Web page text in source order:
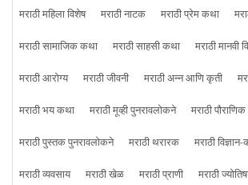
मराठी महिला विशेष
मराठी नाटक मराठी प्रेम कथा
मराठी सामाजिक कथा
मराठी साहसी कथा मराठी मानवी
मराठी आरोग्य
मराठी जीवनी मराठी अन्न आणि कृती
मराठी भय कथा
मराठी मूव्ही पुनरावलोकने
मराठी
मराठी पुस्तक पुनरावलोकने
मराठी थरारक
मराठी
मराठी व्यवसाय
मराठी खेळ मराठी प्राणी मराठी